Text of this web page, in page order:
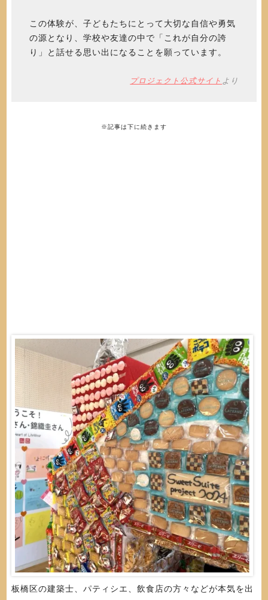
この体験が、子どもたちにとって大切な自信や勇気
の源となり、学校や友達の中で「これが自分の誇
り」と話せる思い出になることを願っています。
プロジェクト公式サイト より
※記事は下に続きます
板橋区の建築士、パティシエ、飲食店の方々などが本気を出